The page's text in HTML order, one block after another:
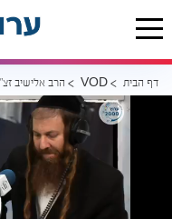
דף הבית VOD הרב אלישיב